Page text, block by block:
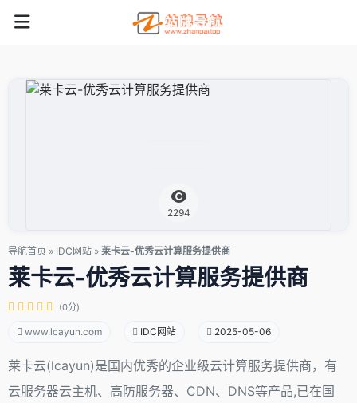
2294
导航首页 » IDC网站 » 莱卡云-优秀云计算服务提供商
莱卡云-优秀云计算服务提供商
(0分)
www.lcayun.com IDC网站 2025-05-06
莱卡云(lcayun)是国内优秀的企业级云计算服务提供商，有
云服务器云主机、高防服务器、CDN、DNS等产品,已在国